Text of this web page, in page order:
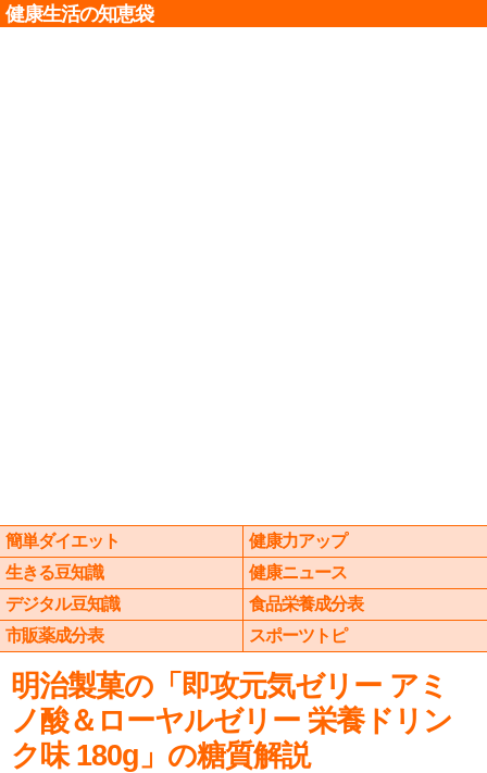
健康生活の知恵袋
簡単ダイエット
健康力アップ
生きる豆知識
健康ニュース
デジタル豆知識
食品栄養成分表
市販薬成分表
スポーツトピ
明治製菓の「即攻元気ゼリー アミ
ノ酸＆ローヤルゼリー 栄養ドリン
ク味 180g」の糖質解説